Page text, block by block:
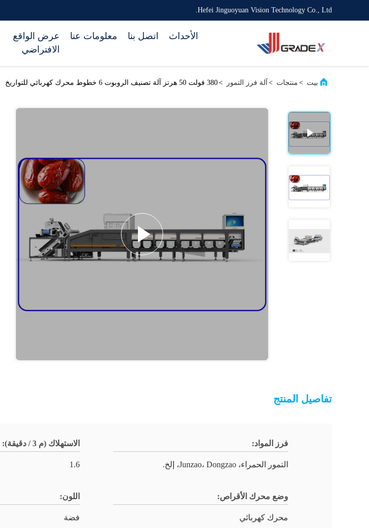
Hefei Jinguoyuan Vision Technology Co., Ltd.
عرض الواقع
الافتراضي
معلومات عنا اتصل بنا الأحداث
بيت > منتجات > آلة فرز التمور >380 فولت 50 هرتز آلة تصنيف الروبوت 6 خطوط محرك كهربائي للتواريخ
تفاصيل المنتج
فرز المواد:
التمور الحمراء، Junzao، Dongzao، إلخ.
الاستهلاك (م 3 / دقيقة):
1.6
وضع محرك الأقراص:
محرك كهربائي
اللون:
فضة